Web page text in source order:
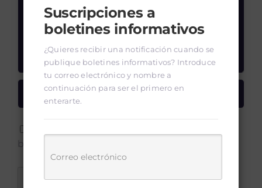
browser for the next time I comment.
Suscripciones a
boletines informativos
¿Quieres recibir una notificación cuando se
publique boletines informativos? Introduce
tu correo electrónico y nombre a
continuación para ser el primero en
enterarte.